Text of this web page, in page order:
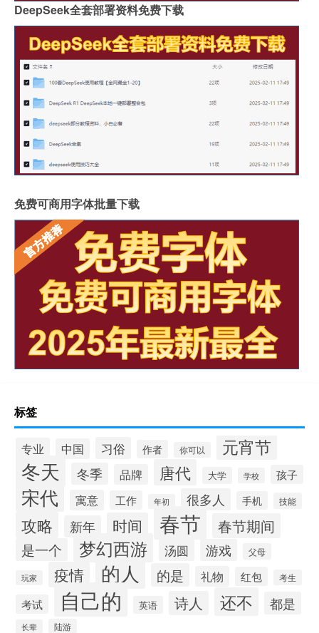
DeepSeek全套部署资料免费下载
免费可商用字体批量下载
标签
专业 中国 习俗 作者 你可以 元宵节
冬天 冬季 品牌 唐代 大学 学校 孩子
宋代 寓意 工作 年初 很多人 手机 技能
攻略 新年 时间 春节 春节期间
是一个 梦幻西游 汤圆 游戏 父母
玩家 疫情 的人 的是 礼物 红包 考生
考试 自己的 英语 诗人 还不 都是
长辈 陆游